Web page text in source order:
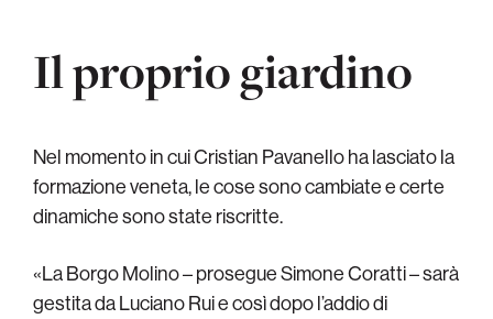
Il proprio giardino
Nel momento in cui Cristian Pavanello ha lasciato la
formazione veneta, le cose sono cambiate e certe
dinamiche sono state riscritte.
«La Borgo Molino– prosegue Simone Coratti – sarà
gestita da Luciano Rui e così dopo l’addio di